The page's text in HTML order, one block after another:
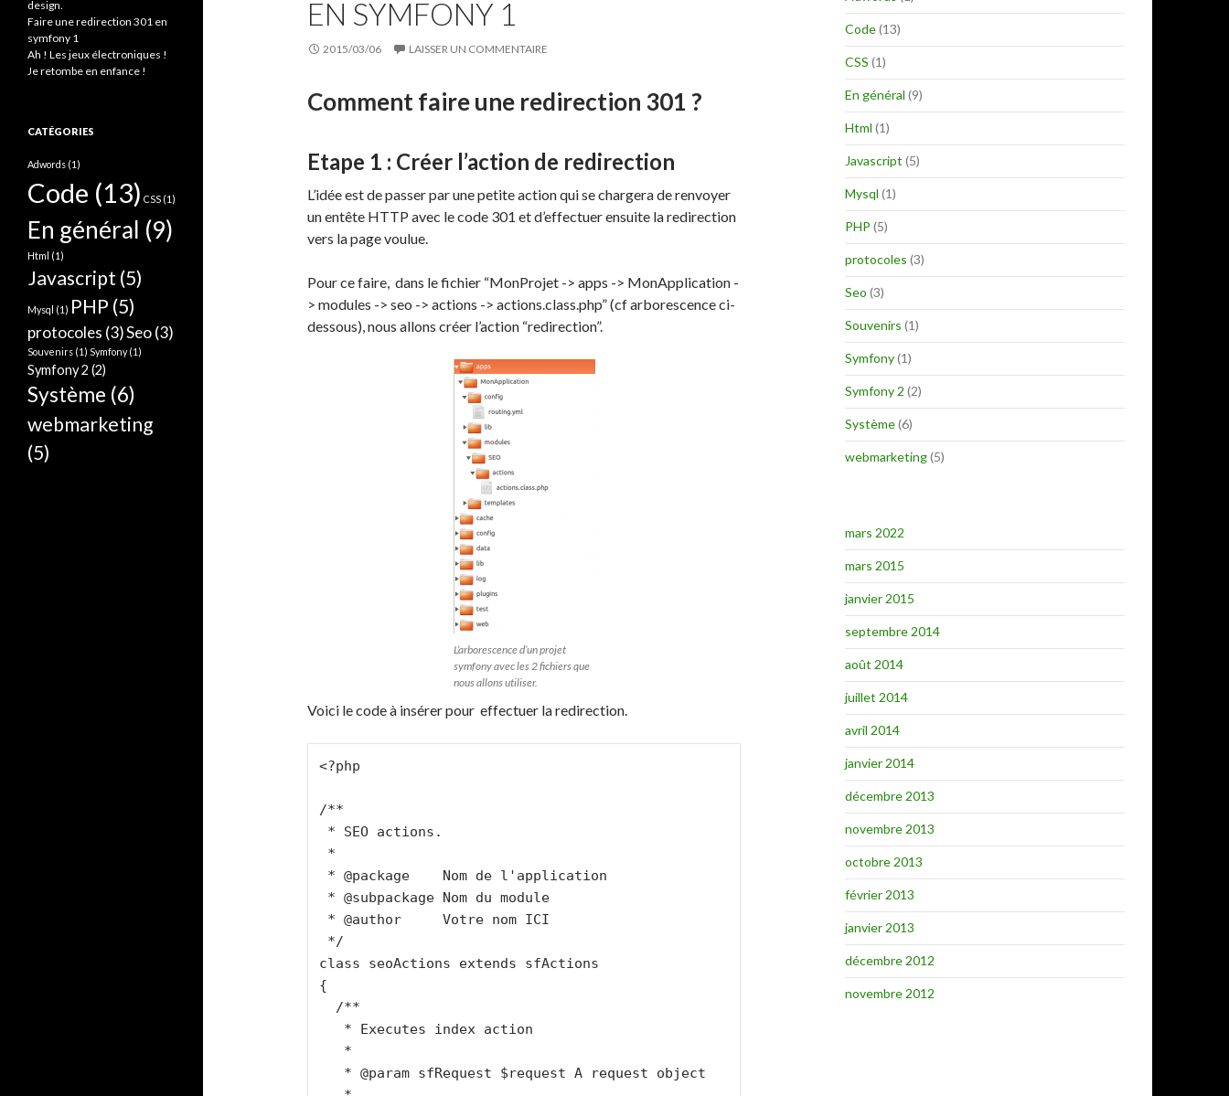
EN SYMFONY 1
2015/03/06 LAISSER UN COMMENTAIRE
Comment faire une redirection 301 ?
Etape 1 : Créer l’action de redirection
L’idée est de passer par une petite action qui se chargera de renvoyer
un entête HTTP avec le code 301 et d’effectuer ensuite la redirection
vers la page voulue.
Pour ce faire, dans le fichier “MonProjet -> apps -> MonApplication -
> modules -> seo -> actions -> actions.class.php” (cf arborescence ci-
dessous), nous allons créer l’action “redirection”.
L’arborescence d’un projet
symfony avec les 2 fichiers que
nous allons utiliser.
Voici le code à insérer pour effectuer la redirection.
<?php
/**
class seoActions extends sfActions
{
e
r
:
Code(13)
CSS (1)
En général (9)
Html (1)
Javascript (5)
Mysql (1)
PHP (5)
protocoles (3)
Seo (3)
Souvenirs (1)
Symfony(1)
Symfony 2 (2)
Système(6)
webmarketing(5)
mars 2022
mars 2015
janvier 2015
septembre 2014
août 2014
juillet 2014
avril 2014
janvier 2014
décembre 2013
novembre 2013
octobre 2013
février 2013
janvier 2013
décembre 2012
novembre 2012
:
design.
Faire une redirection 301 en
symfony 1
Ah ! Les jeux électroniques !
Je retombe en enfance !
CATÉGORIES
Adwords (1)
Code (13) CSS (1)
En général (9)
Html (1)
Javascript (5)
Mysql (1) PHP (5)
protocoles (3)Seo(3)
Souvenirs (1) Symfony(1)
Symfony 2 (2)
Système (6)
webmarketing
(5)